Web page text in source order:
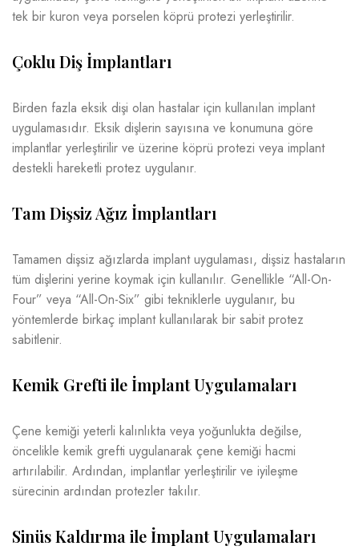
tek bir kuron veya porselen köprü protezi yerleştirilir.
Çoklu Diş İmplantları
Birden fazla eksik dişi olan hastalar için kullanılan implant
uygulamasıdır. Eksik dişlerin sayısına ve konumuna göre
implantlar yerleştirilir ve üzerine köprü protezi veya implant
destekli hareketli protez uygulanır.
Tam Dişsiz Ağız İmplantları
Tamamen dişsiz ağızlarda implant uygulaması, dişsiz hastaların
tüm dişlerini yerine koymak için kullanılır. Genellikle “All-On-
Four” veya “All-On-Six” gibi tekniklerle uygulanır, bu
yöntemlerde birkaç implant kullanılarak bir sabit protez
sabitlenir.
Kemik Grefti ile İmplant Uygulamaları
Çene kemiği yeterli kalınlıkta veya yoğunlukta değilse,
öncelikle kemik grefti uygulanarak çene kemiği hacmi
artırılabilir. Ardından, implantlar yerleştirilir ve iyileşme
sürecinin ardından protezler takılır.
Sinüs Kaldırma ile İmplant Uygulamaları